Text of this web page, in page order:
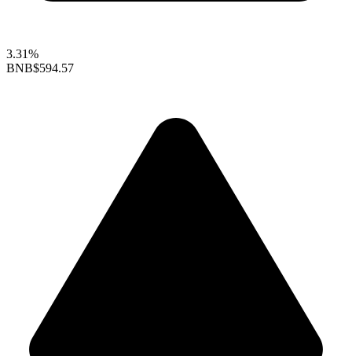
3.31%
BNB$594.57